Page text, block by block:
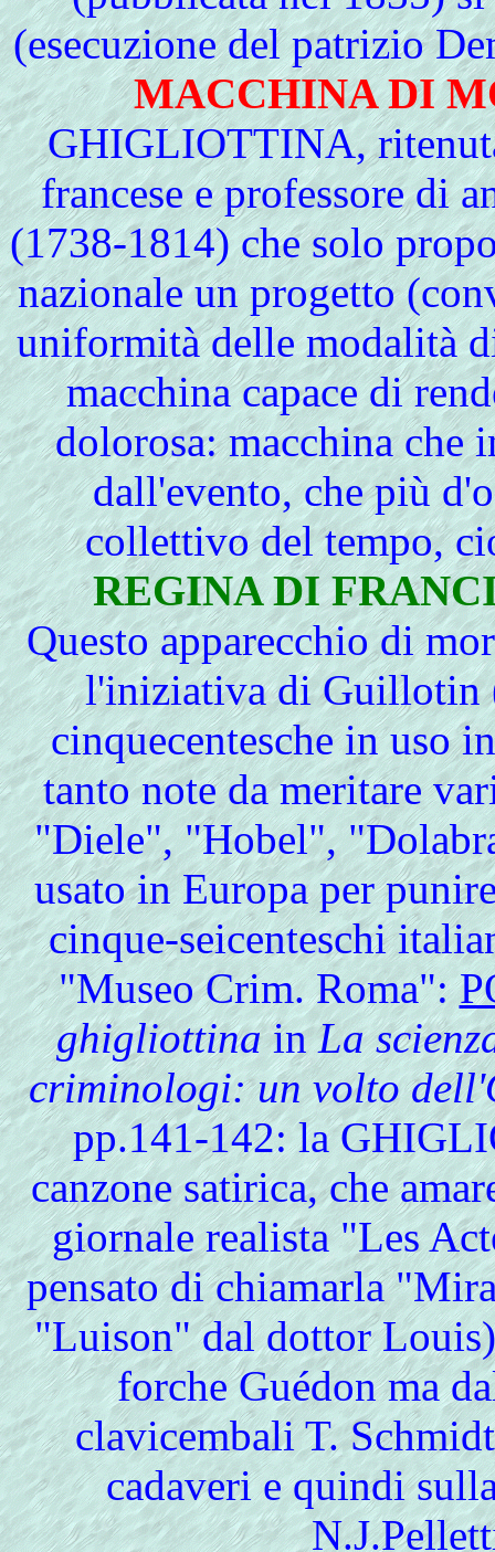
(esecuzione del patrizio
MACCHINA DI
GHIGLIOTTINA,
francese e professore di
(1738-1814) che solo
nazionale un progetto
uniformità delle modalità
macchina capace di
dolorosa: macchina che
dall'evento, che più
collettivo del tempo,
REGINA DI
Questo apparecchio di
l'iniziativa di Guillotin
cinquecentesche in uso
tanto note da meritare
"Diele", "Hobel",
usato in Europa per
cinque-seicenteschi
"Museo Crim. Roma":
ghigliottinainLa
criminologi: un volto
pp.141-142: la
canzone satirica, che
giornale realista "Les
pensato di chiamarla
"Luison" dal dottor
forche Guédon ma
clavicembali T.
cadaveri e quindi